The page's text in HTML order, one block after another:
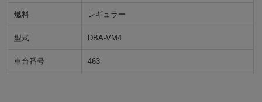
燃料 レギュラー
型式 DBA-VM4
車台番号 463